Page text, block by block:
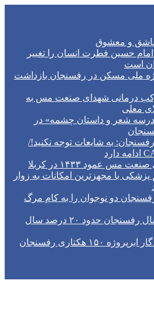
و معشوق
حسین فطرت انسان را تغییر
است
ملی مسکن در رفسنجان بازداشت
درمانی شهدای صنعت مس به
معلی
شعر و داستان چشمه» در
به شایعات توجه نکنید!/
موکب درمانی شهدای صنعت مس عمود ۱۴۳۳ در کربلا
با مجهزترین امکانات به زوار
دو نوجوان را به کام مرگ
میزان تولید پسته امسال رفسنجان حدود ۲۰ درصد سال
۱۵۰ هکتاری رفسنجان